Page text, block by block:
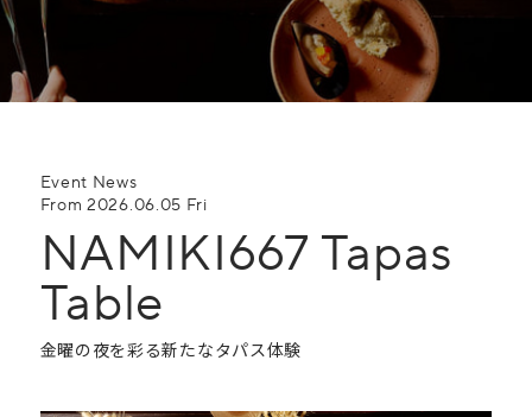
Event News
From 2026.06.05 Fri
NAMIKI667 Tapas
Table
金曜の夜を彩る新たなタパス体験